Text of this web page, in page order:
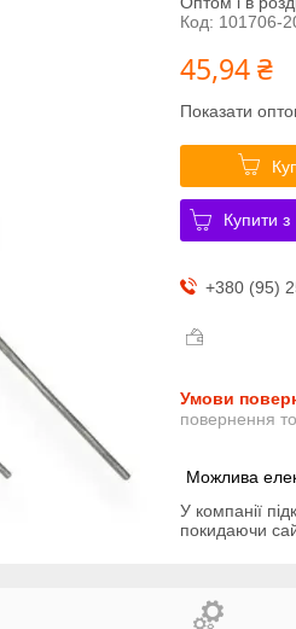
Код: 101706-
45,94 ₴
Показати
Купити з
+380 (95)
повернення
У компанії
покидаючи